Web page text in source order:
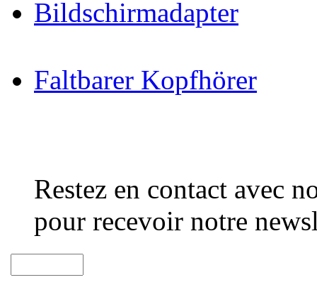
Bildschirmadapter
Faltbarer Kopfhörer
Restez en contact avec
pour recevoir notre